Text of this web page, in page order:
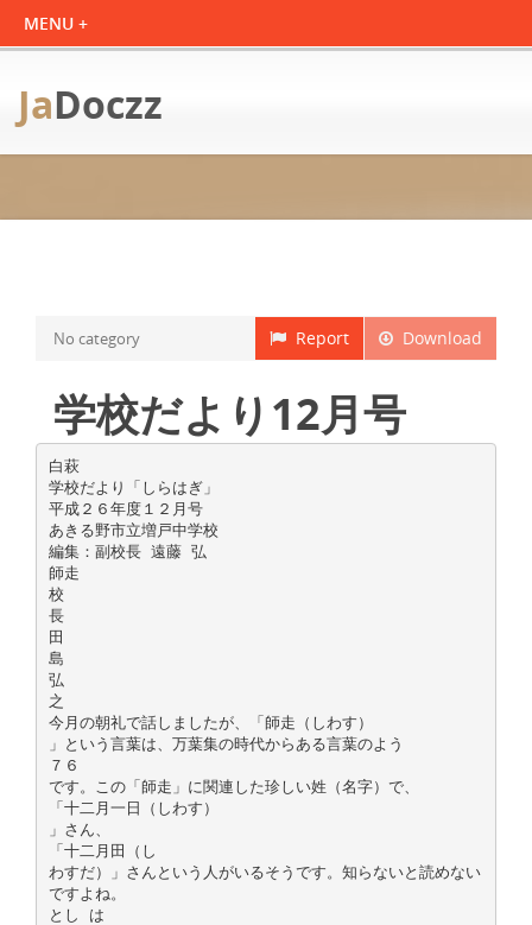
JaDoczz
Download
Report
No category
学校だより12月号
白萩
学校だより「しらはぎ」
平成２６年度１２月号
あきる野市立増戸中学校
編集：副校長 遠藤 弘
師走
校
長
田
島
弘
之
今月の朝礼で話しましたが、「師走（しわす）
」という言葉は、万葉集の時代からある言葉のよう
７６
です。この「師走」に関連した珍しい姓（名字）で、
「十二月一日（しわす）
」さん、
「十二月田（し
わすだ）」さんという人がいるそうです。知らないと読めない
ですよね。
とし は